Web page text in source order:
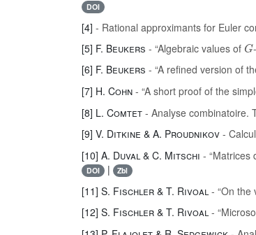
DOI
[4] - Rational approximants for Euler
[5] F. Beukers - “Algebraic values of
[6] F. Beukers - “A refined version of
[7] H. Cohn - “A short proof of the
[8] L. Comtet - Analyse combinatoire.
[9] V. Ditkine & A. Proudnikov -
[10] A. Duval & C. Mitschi - “Matrices
DOI | Zbl
[11] S. Fischler & T. Rivoal - “On the
[12] S. Fischler & T. Rivoal-